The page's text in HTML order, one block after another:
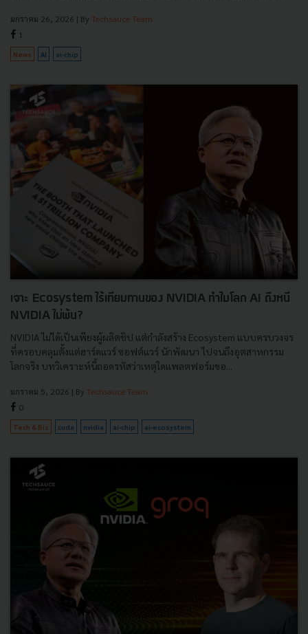
มกราคม 26, 2026 | By Techsauce Team
1
News AI ai-chip
เจาะ Ecosystem ไร้เทียมทานของ NVIDIA ทำไมโลก AI ถึงหนี
NVIDIA ไม่พ้น?
NVIDIA ไม่ได้เป็นเพียงผู้ผลิตชิป แต่กำลังสร้าง Ecosystem แบบครบวงจร
ที่ครอบคลุมตั้งแต่ฮาร์ดแวร์ ซอฟต์แวร์ นักพัฒนา ไปจนถึงอุตสาหกรรม
โลกจริง บทวิเคราะห์นี้ถอดรหัสว่าเหตุใดแพลตฟอร์มขอ...
มกราคม 5, 2026 | By Techsauce Team
0
Tech & Biz cuda nvidia ai-chip ai-ecosystem